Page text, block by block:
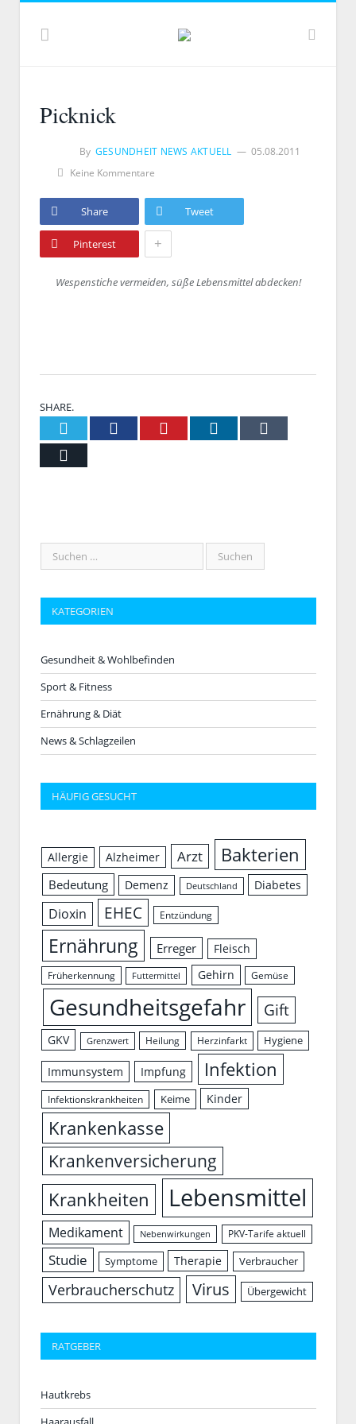
Picknick
By GESUNDHEIT NEWS AKTUELL
05.08.2011
Keine Kommentare
Share Tweet
Pinterest +
Wespenstiche vermeiden, süße Lebensmittel abdecken!
SHARE.
Twitter Facebook Pinterest LinkedIn
KATEGORIEN
Gesundheit & Wohlbefinden
Sport & Fitness
Ernährung & Diät
News & Schlagzeilen
HÄUFIG GESUCHT
Allergie Alzheimer Arzt Bakterien
Bedeutung Demenz Deutschland Diabetes
Dioxin EHEC Entzündung
Ernährung Erreger Fleisch
Früherkennung Futtermittel Gehirn Gemüse
Gesundheitsgefahr Gift
GKV Grenzwert Heilung Herzinfarkt Hygiene
Immunsystem Impfung Infektion
Infektionskrankheiten Keime Kinder
Krankenkasse
Krankenversicherung
Krankheiten Lebensmittel
Medikament Nebenwirkungen PKV-Tarife aktuell
Studie Symptome Therapie Verbraucher
Verbraucherschutz Virus Übergewicht
RATGEBER
Hautkrebs